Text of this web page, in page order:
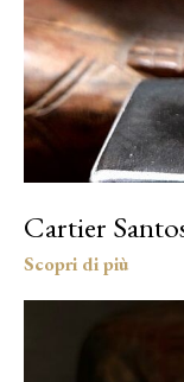
Cartier